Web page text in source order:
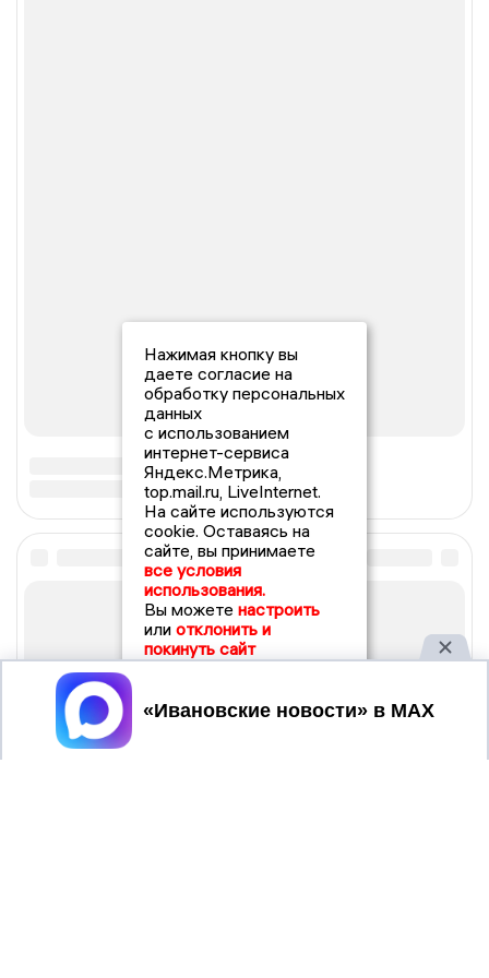
Нажимая кнопку вы
даете согласие на
обработку персональных
данных
с использованием
интернет-сервиса
Яндекс.Метрика,
top.mail.ru, LiveInternet.
На сайте используются
cookie. Оставаясь на
сайте, вы принимаете
все условия
использования.
Вы можете настроить
или отклонить и
покинуть сайт
Принять